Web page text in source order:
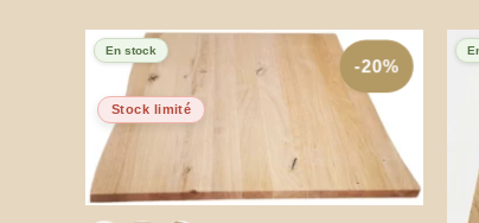
Stock limité
-20%
En stock